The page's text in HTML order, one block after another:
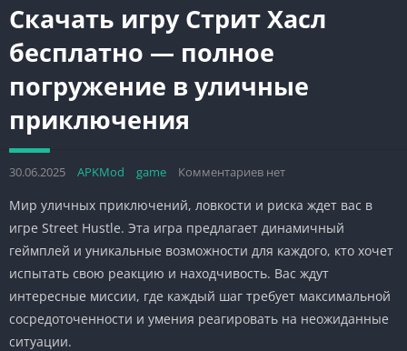
Скачать игру Стрит Хасл
бесплатно — полное
погружение в уличные
приключения
30.06.2025 APKMod game Комментариев нет
Мир уличных приключений, ловкости и риска ждет вас в
игре Street Hustle. Эта игра предлагает динамичный
геймплей и уникальные возможности для каждого, кто хочет
испытать свою реакцию и находчивость. Вас ждут
интересные миссии, где каждый шаг требует максимальной
сосредоточенности и умения реагировать на неожиданные
ситуации.